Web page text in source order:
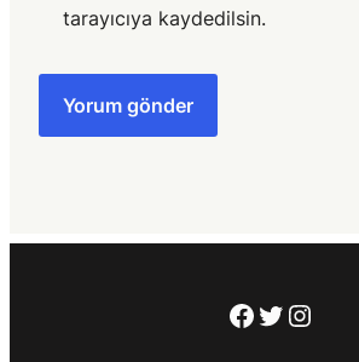
tarayıcıya kaydedilsin.
Facebook
Twitter